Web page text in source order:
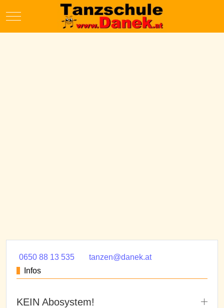
Mobile Menu Toggle
0650 88 13 535
tanzen@danek.at
Infos
KEIN Abosystem!